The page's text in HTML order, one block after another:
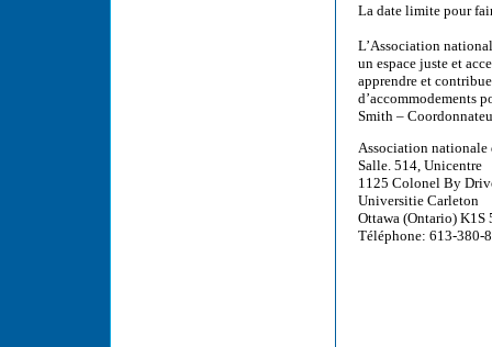
La date limite pour
L’Association
un espace juste et
apprendre et
d’accommodements
Smith –
Association nationale
Salle. 514, Unicentre
1125 Colonel By
Universitie Carleton
Ottawa (Ontario) K1S
Téléphone: 613-380-